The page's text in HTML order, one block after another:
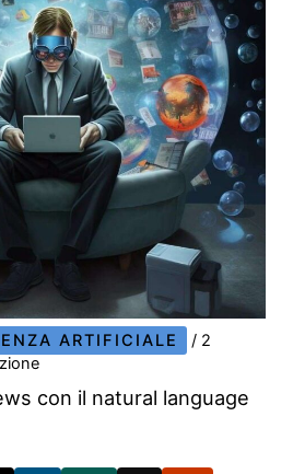
ARTIFICIALE / 2
con il natural language